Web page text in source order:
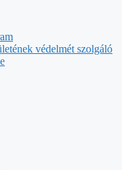
védelmét szolgáló